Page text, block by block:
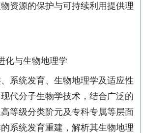
资源的保护与可持续利用提供理
化与生物地理学
统发育、生物地理学及适应性
代分子生物学技术，结合广泛的
等级分类阶元及专科专属等层面
系统发育重建，解析其生物地理